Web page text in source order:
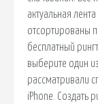
актуальная
отсортированы
бесплатный
выберите один
рассматривали
iPhone. Создать